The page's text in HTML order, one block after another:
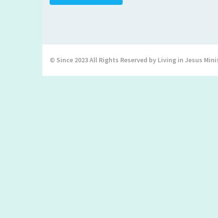
© Since 2023 All Rights Reserved by Living in Jesus